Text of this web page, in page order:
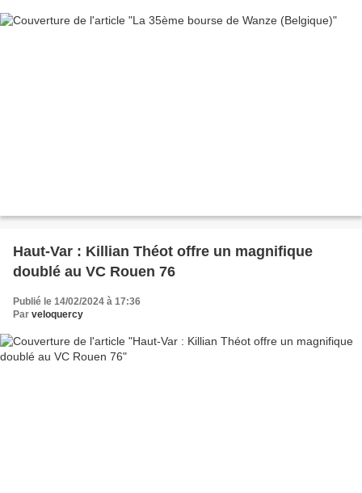
Haut-Var : Killian Théot offre un magnifique
doublé au VC Rouen 76
Publié le 14/02/2024 à 17:36
Par veloquercy